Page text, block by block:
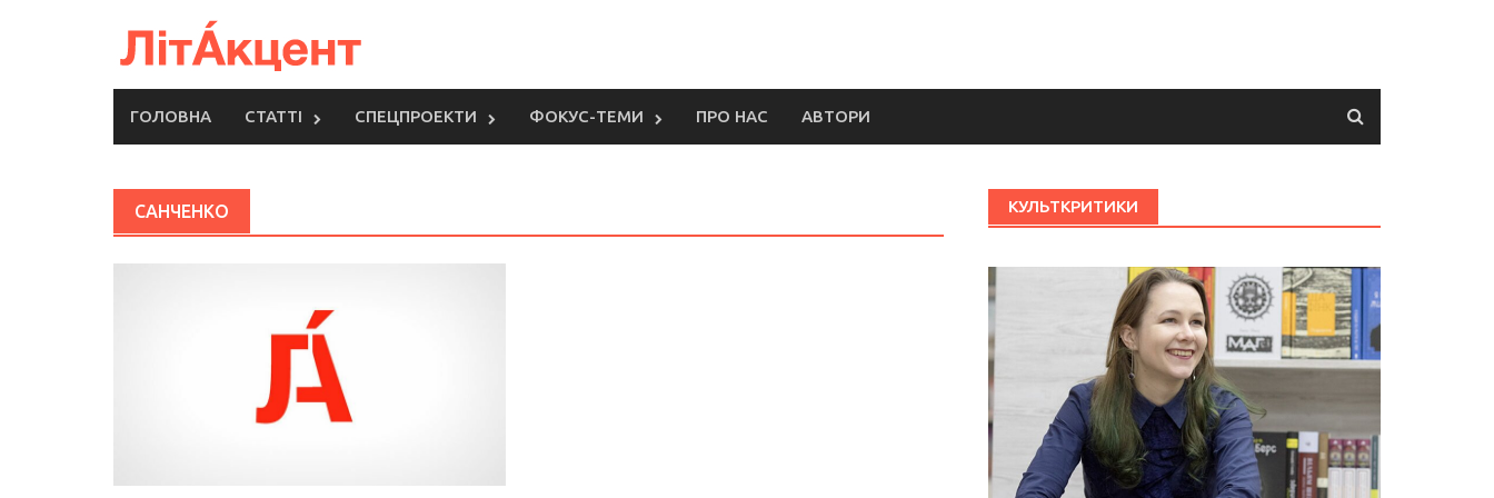
ГОЛОВНА СТАТТІ СПЕЦПРОЕКТИ ФОКУС-ТЕМИ ПРО НАС АВТОРИ
САНЧЕНКО КУЛЬТКРИТИКИ